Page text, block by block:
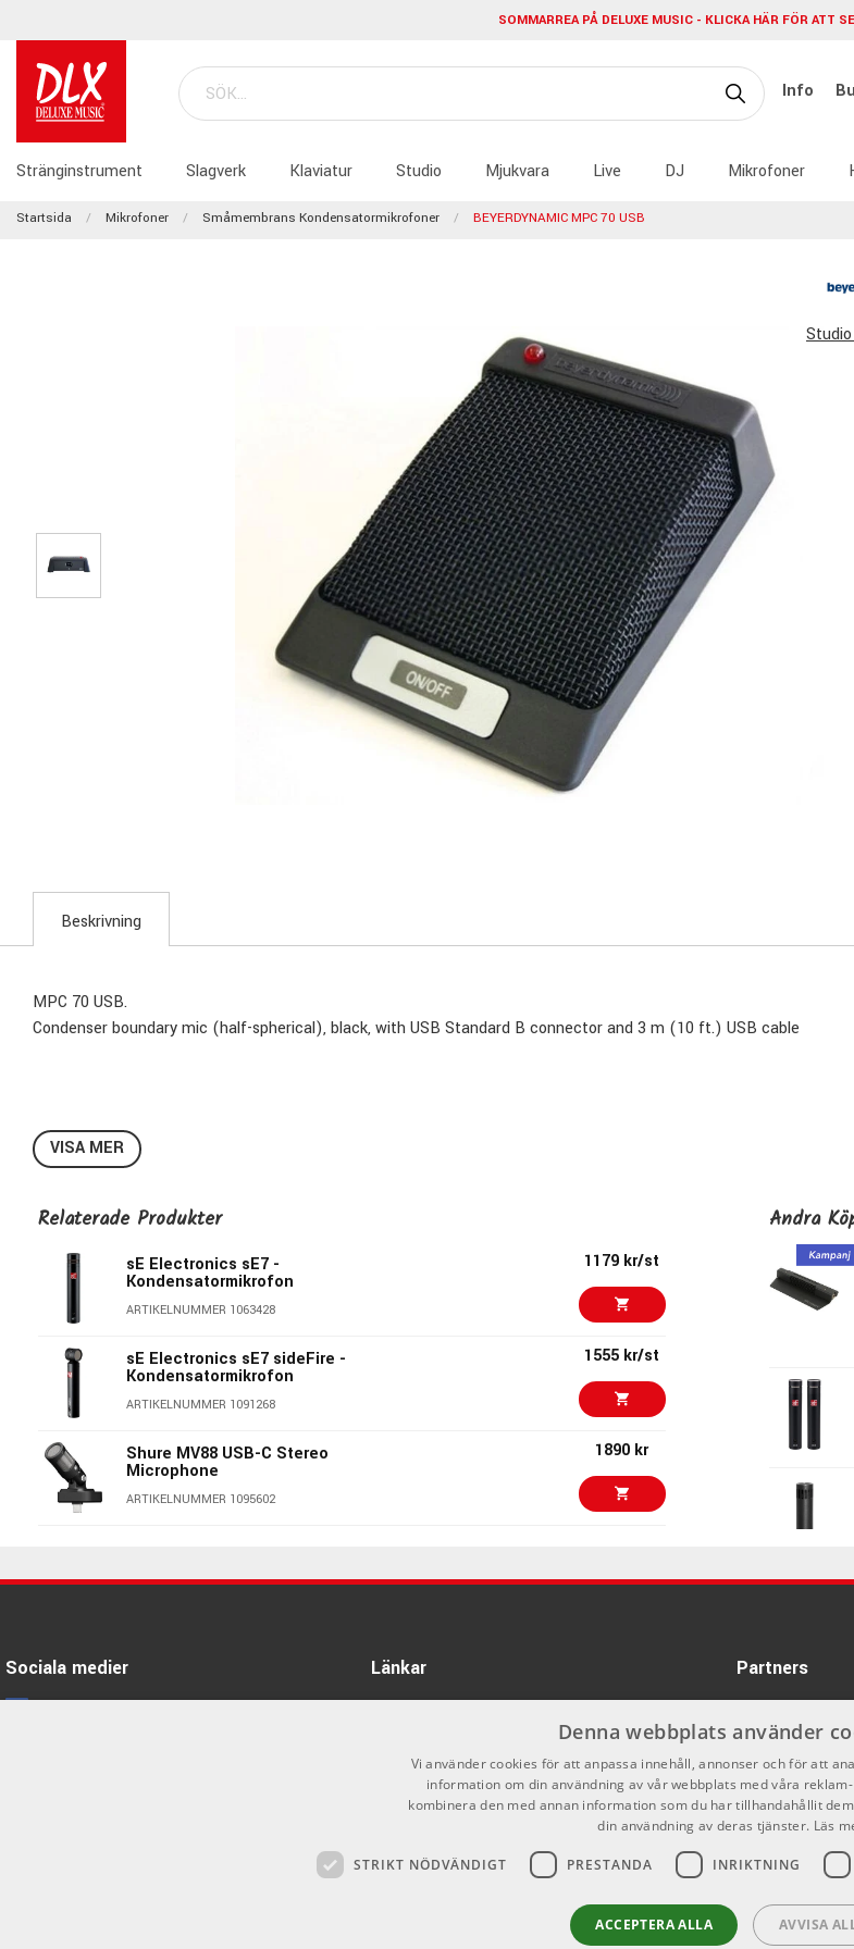
SOMMARREA PÅ DELUXE MUSIC - KLICKA HÄR FÖR ATT
Info
Stränginstrument Slagverk Klaviatur Studio Mjukvara Live DJ Mikrofoner
Startsida Mikrofoner Småmembrans Kondensatormikrofoner BEYERDYNAMIC MPC 70 USB
Beskrivning
MPC 70 USB.
Condenser boundary mic (half-spherical), black, with USB Standard B connector and 3 m (10 ft.) USB cable
VISA MER
Relaterade Produkter
sE Electronics sE7 -
Kondensatormikrofon
ARTIKELNUMMER 1063428
1179 kr/st
sE Electronics sE7 sideFire -
Kondensatormikrofon
ARTIKELNUMMER 1091268
1555 kr/st
Shure MV88 USB-C Stereo
Microphone
ARTIKELNUMMER 1095602
1890 kr
ARTIKELNUMMER 1054499
Kondensatormikrofon
515 kr/st
772 kr/st
659 kr/st
Andra
Sociala medier Länkar
Köpvillkor
Varumärken
Partners
Denna webbplats använder
Vi använder cookies för att anpassa innehåll, annonser och för att
information om din användning av vår webbplats med våra
kombinera den med annan information som du har tillhandahållit
din användning av deras tjänster. Läs
STRIKT NÖDVÄNDIGT PRESTANDA INRIKTNING
ACCEPTERA ALLA AVVISA